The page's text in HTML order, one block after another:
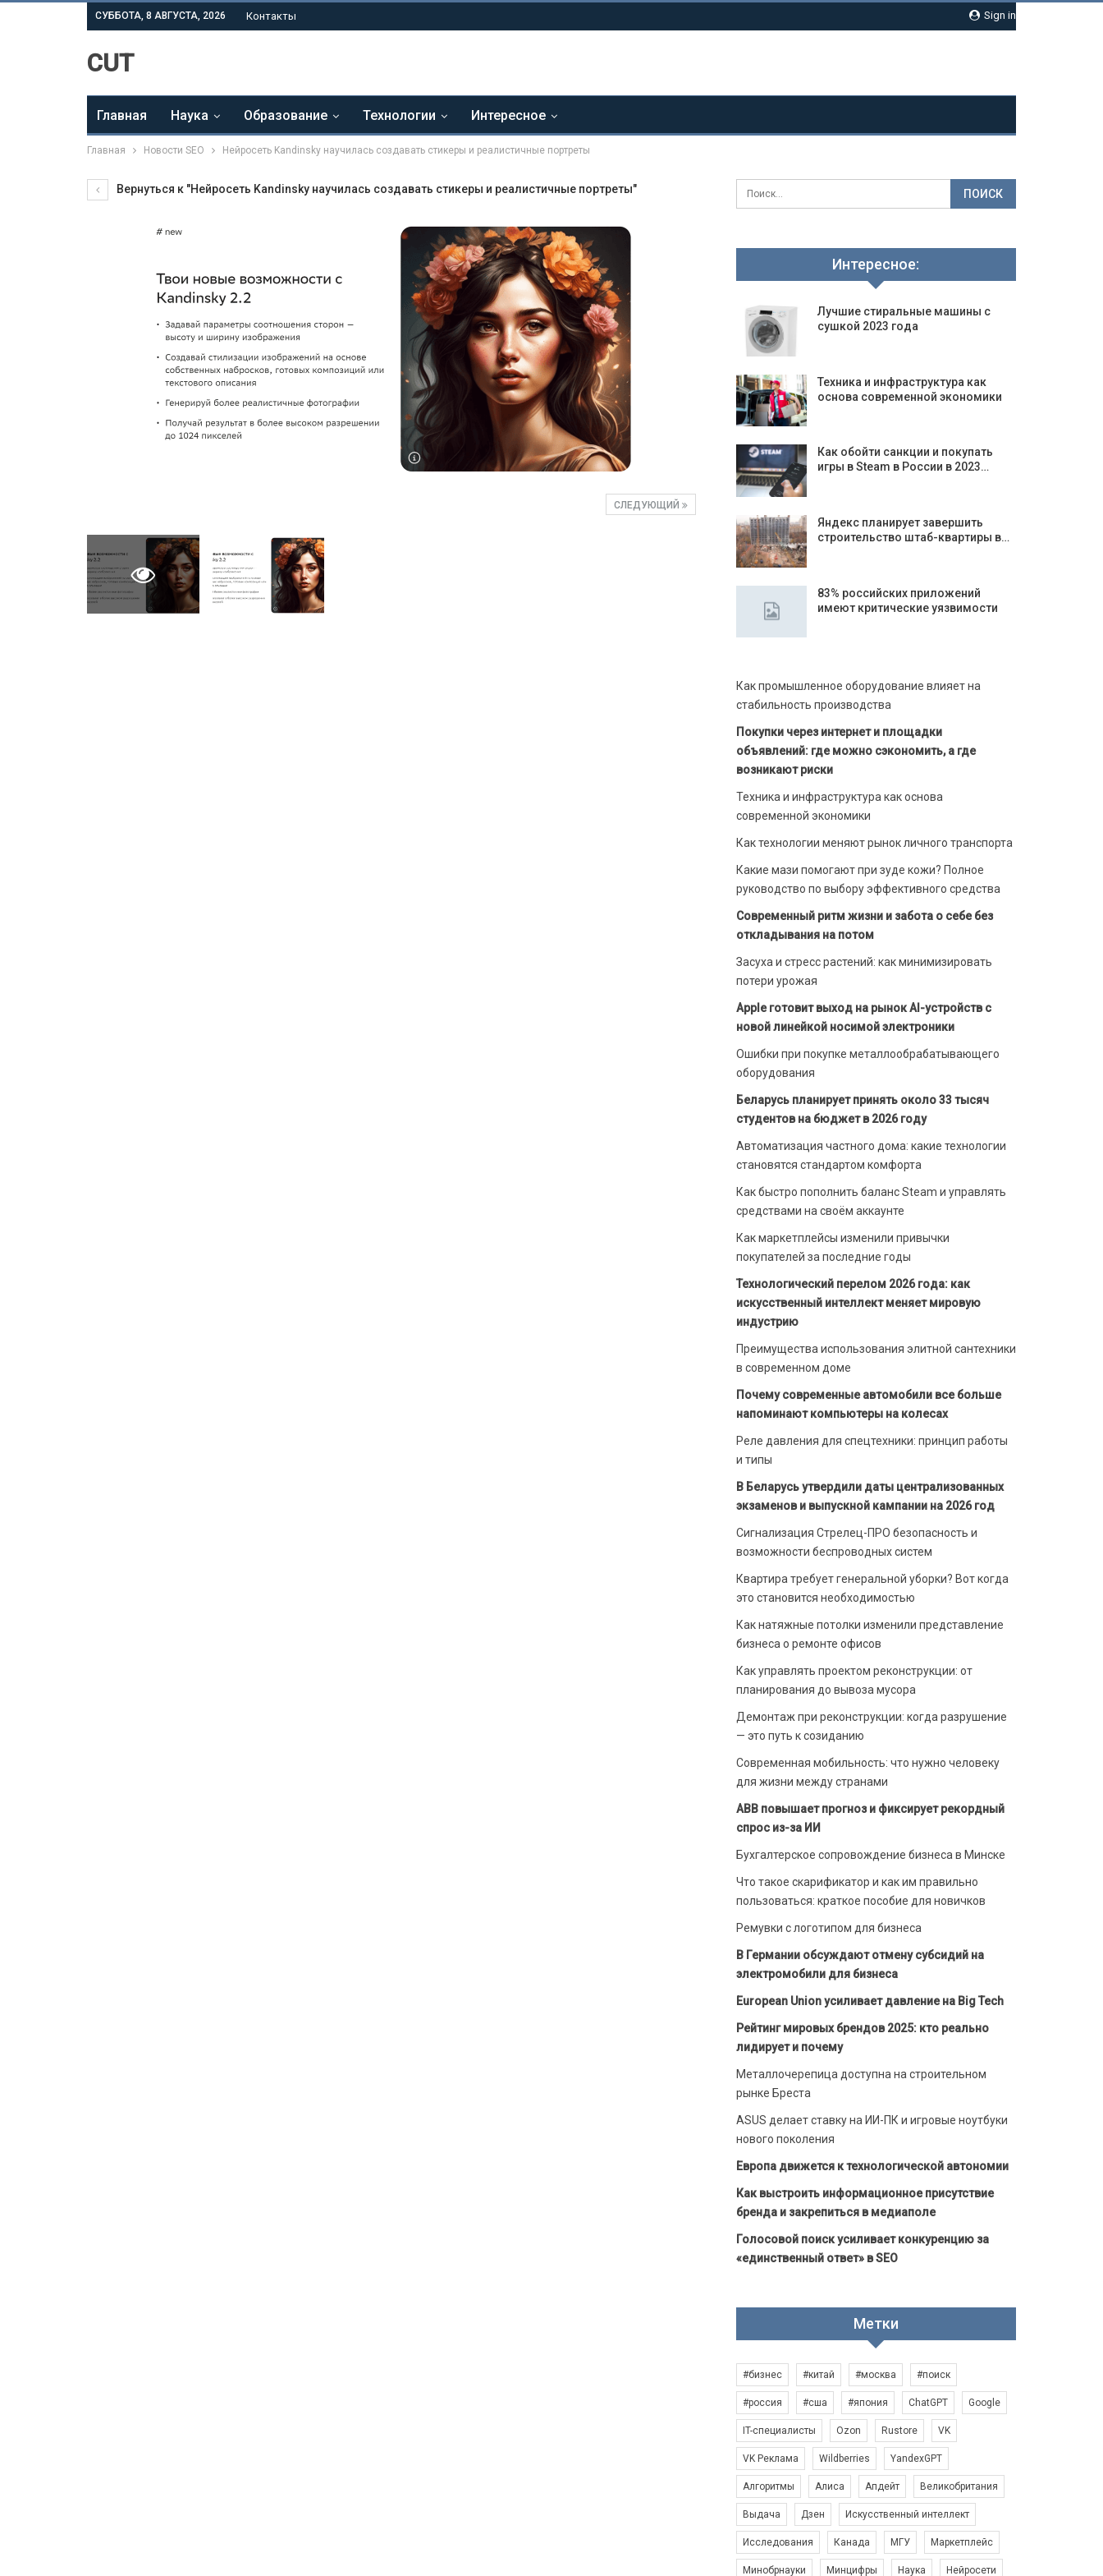
Sign in
СУББОТА, 8 АВГУСТА, 2026 Контакты
CUT
Главная Наука Образование Технологии Интересное
Главная Новости SEO Нейросеть Kandinsky научилась создавать стикеры и реалистичные портреты
Вернуться к "Нейросеть Kandinsky научилась создавать стикеры и реалистичные портреты"
СЛЕДУЮЩИЙ
Интересное:
Лучшие стиральные машины с
сушкой 2023 года
Техника и инфраструктура как
основа современной экономики
Как обойти санкции и покупать
игры в Steam в России в 2023…
Яндекс планирует завершить
строительство штаб-квартиры в…
83% российских приложений
имеют критические уязвимости
Как промышленное оборудование влияет на
стабильность производства
Покупки через интернет и площадки
объявлений: где можно сэкономить, а где
возникают риски
Техника и инфраструктура как основа
современной экономики
Как технологии меняют рынок личного транспорта
Какие мази помогают при зуде кожи? Полное
руководство по выбору эффективного средства
Современный ритм жизни и забота о себе без
откладывания на потом
Засуха и стресс растений: как минимизировать
потери урожая
Apple готовит выход на рынок AI-устройств с
новой линейкой носимой электроники
Ошибки при покупке металлообрабатывающего
оборудования
Беларусь планирует принять около 33 тысяч
студентов на бюджет в 2026 году
Автоматизация частного дома: какие технологии
становятся стандартом комфорта
Как быстро пополнить баланс Steam и управлять
средствами на своём аккаунте
Как маркетплейсы изменили привычки
покупателей за последние годы
Технологический перелом 2026 года: как
искусственный интеллект меняет мировую
индустрию
Преимущества использования элитной сантехники
в современном доме
Почему современные автомобили все больше
напоминают компьютеры на колесах
Реле давления для спецтехники: принцип работы
и типы
В Беларусь утвердили даты централизованных
экзаменов и выпускной кампании на 2026 год
Сигнализация Стрелец-ПРО безопасность и
возможности беспроводных систем
Квартира требует генеральной уборки? Вот когда
это становится необходимостью
Как натяжные потолки изменили представление
бизнеса о ремонте офисов
Как управлять проектом реконструкции: от
планирования до вывоза мусора
Демонтаж при реконструкции: когда разрушение
— это путь к созиданию
Современная мобильность: что нужно человеку
для жизни между странами
ABB повышает прогноз и фиксирует рекордный
спрос из-за ИИ
Бухгалтерское сопровождение бизнеса в Минске
Что такое скарификатор и как им правильно
пользоваться: краткое пособие для новичков
Ремувки с логотипом для бизнеса
В Германии обсуждают отмену субсидий на
электромобили для бизнеса
European Union усиливает давление на Big Tech
Рейтинг мировых брендов 2025: кто реально
лидирует и почему
Металлочерепица доступна на строительном
рынке Бреста
ASUS делает ставку на ИИ-ПК и игровые ноутбуки
нового поколения
Европа движется к технологической автономии
Как выстроить информационное присутствие
бренда и закрепиться в медиаполе
Голосовой поиск усиливает конкуренцию за
«единственный ответ» в SEO
Метки
#бизнес #китай #москва #поиск
#россия #сша #япония ChatGPT Google
IT-специалисты Ozon Rustore VK
VK Реклама Wildberries YandexGPT
Алгоритмы Алиса Апдейт Великобритания
Выдача Дзен Искусственный интеллект
Исследования Канада МГУ Маркетплейс
Минобрнауки Минцифры Наука Нейросети